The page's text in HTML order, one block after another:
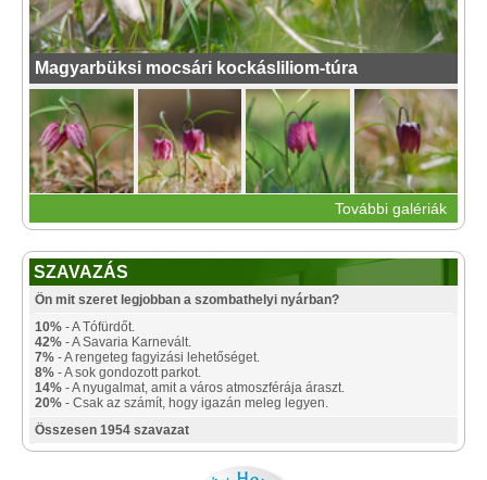
Magyarbüksi mocsári kockásliliom-túra
További galériák
SZAVAZÁS
Ön mit szeret legjobban a szombathelyi nyárban?
10% - A Tófürdőt.
42% - A Savaria Karnevált.
7% - A rengeteg fagyizási lehetőséget.
8% - A sok gondozott parkot.
14% - A nyugalmat, amit a város atmoszférája áraszt.
20% - Csak az számít, hogy igazán meleg legyen.
Összesen 1954 szavazat